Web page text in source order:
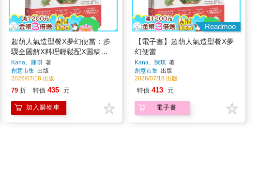
超萌人氣造型餐X夢幻便當：步
驟全圖解X料理輕鬆配X圖稿照
著做，讓孩子忍不住就吃光光的
可愛食譜110+【隨書附造型圖
稿】
Kana、陳琪著
創意市集 出版
2026/07/18 出版
79 折 特價 435 元
加入購物車
Readmoo
【電子書】超萌人氣造型餐X夢
幻便當
Kana、陳琪著
創意市集 出版
2026/07/18 出版
特價 413 元
電子書